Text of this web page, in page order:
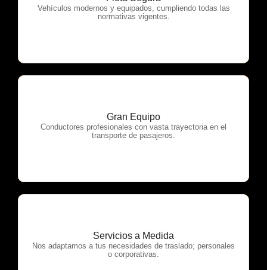
Vehículos modernos y equipados, cumpliendo todas las
normativas vigentes.
OTP Servicios
Gran Equipo
Conductores profesionales con vasta trayectoria en el
transporte de pasajeros.
OTP Servicios
Servicios a Medida
Nos adaptamos a tus necesidades de traslado; personales
o corporativas.
OTP Servicios